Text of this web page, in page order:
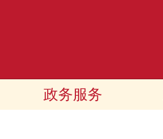
政务服务